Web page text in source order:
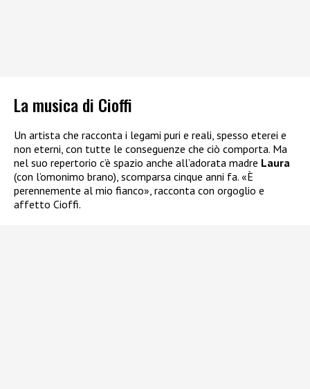
La musica di Cioffi
Un artista che racconta i legami puri e reali, spesso eterei e
non eterni, con tutte le conseguenze che ciò comporta. Ma
nel suo repertorio c’è spazio anche all’adorata madre Laura
(con l’omonimo brano), scomparsa cinque anni fa. «È
perennemente al mio fianco», racconta con orgoglio e
affetto Cioffi.